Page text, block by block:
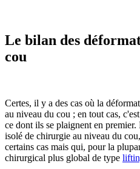
Le bilan des
cou
Certes, il y a des cas où la
au niveau du cou ; en tout cas,
ce dont ils se plaignent en
isolé de chirurgie au niveau du
certains cas mais qui, pour la
chirurgical plus global de type